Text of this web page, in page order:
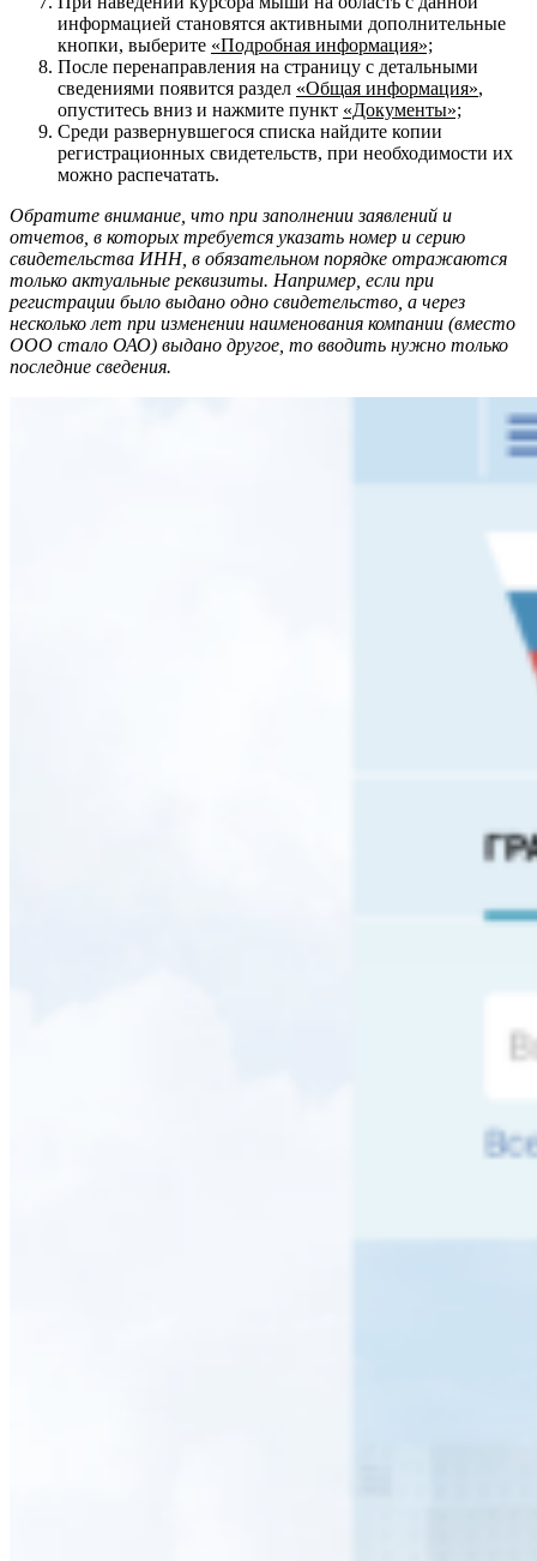
информацией становятся активными дополнительные
кнопки, выберите «Подробная информация»;
После перенаправления на страницу с детальными
сведениями появится раздел «Общая информация»,
опуститесь вниз и нажмите пункт «Документы»;
Среди развернувшегося списка найдите копии
регистрационных свидетельств, при необходимости их
можно распечатать.
Обратите внимание, что при заполнении заявлений и
отчетов, в которых требуется указать номер и серию
свидетельства ИНН, в обязательном порядке отражаются
только актуальные реквизиты. Например, если при
регистрации было выдано одно свидетельство, а через
несколько лет при изменении наименования компании (вместо
ООО стало ОАО) выдано другое, то вводить нужно только
последние сведения.